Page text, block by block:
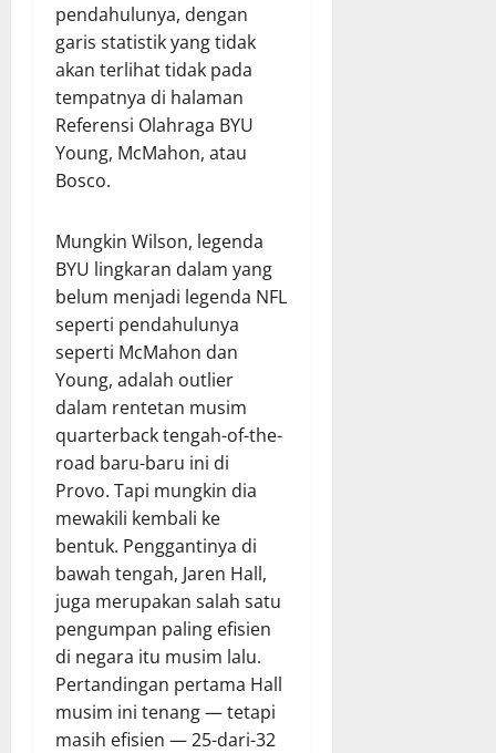
pendahulunya, dengan
garis statistik yang tidak
akan terlihat tidak pada
tempatnya di halaman
Referensi Olahraga BYU
Young, McMahon, atau
Bosco.
Mungkin Wilson, legenda
BYU lingkaran dalam yang
belum menjadi legenda NFL
seperti pendahulunya
seperti McMahon dan
Young, adalah outlier
dalam rentetan musim
quarterback tengah-of-the-
road baru-baru ini di
Provo. Tapi mungkin dia
mewakili kembali ke
bentuk. Penggantinya di
bawah tengah, Jaren Hall,
juga merupakan salah satu
pengumpan paling efisien
di negara itu musim lalu.
Pertandingan pertama Hall
musim ini tenang — tetapi
masih efisien — 25-dari-32